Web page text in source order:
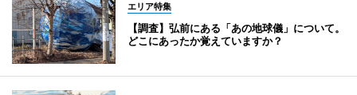
エリア特集
【調査】弘前にある「あの地球儀」について。
どこにあったか覚えていますか？